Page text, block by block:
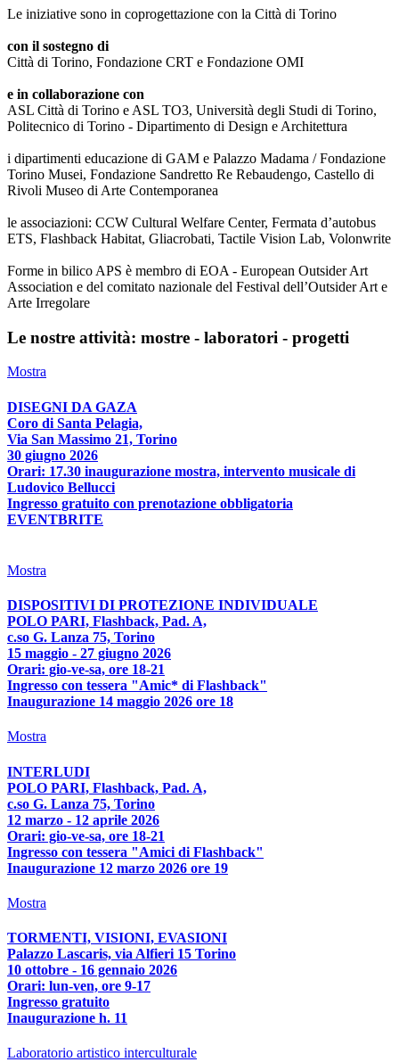
Le iniziative sono in coprogettazione con la Città di Torino
con il sostegno di
Città di Torino, Fondazione CRT e Fondazione OMI
e in collaborazione con
ASL Città di Torino e ASL TO3, Università degli Studi di Torino,
Politecnico di Torino - Dipartimento di Design e Architettura
i dipartimenti educazione di GAM e Palazzo Madama / Fondazione
Torino Musei, Fondazione Sandretto Re Rebaudengo, Castello di
Rivoli Museo di Arte Contemporanea
le associazioni: CCW Cultural Welfare Center, Fermata d’autobus
ETS, Flashback Habitat, Gliacrobati, Tactile Vision Lab, Volonwrite
Forme in bilico APS è membro di EOA - European Outsider Art
Association e del comitato nazionale del Festival dell’Outsider Art e
Arte Irregolare
Le nostre attività: mostre - laboratori - progetti
Mostra
DISEGNI DA GAZA
Coro di Santa Pelagia,
Via San Massimo 21, Torino
30 giugno 2026
Orari: 17.30 inaugurazione mostra, intervento musicale di
Ludovico Bellucci
Ingresso gratuito con prenotazione obbligatoria
EVENTBRITE
Mostra
DISPOSITIVI DI PROTEZIONE INDIVIDUALE
POLO PARI, Flashback, Pad. A,
c.so G. Lanza 75, Torino
15 maggio - 27 giugno 2026
Orari: gio-ve-sa, ore 18-21
Ingresso con tessera "Amic* di Flashback"
Inaugurazione 14 maggio 2026 ore 18
Mostra
INTERLUDI
POLO PARI, Flashback, Pad. A,
c.so G. Lanza 75, Torino
12 marzo - 12 aprile 2026
Orari: gio-ve-sa, ore 18-21
Ingresso con tessera "Amici di Flashback"
Inaugurazione 12 marzo 2026 ore 19
Mostra
TORMENTI, VISIONI, EVASIONI
Palazzo Lascaris, via Alfieri 15 Torino
10 ottobre - 16 gennaio 2026
Orari: lun-ven, ore 9-17
Ingresso gratuito
Inaugurazione h. 11
Laboratorio artistico interculturale